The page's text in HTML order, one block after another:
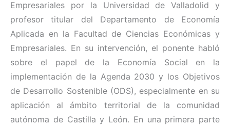
Empresariales por la Universidad de Valladolid y
profesor titular del Departamento de Economía
Aplicada en la Facultad de Ciencias Económicas y
Empresariales. En su intervención, el ponente habló
sobre el papel de la Economía Social en la
implementación de la Agenda 2030 y los Objetivos
de Desarrollo Sostenible (ODS), especialmente en su
aplicación al ámbito territorial de la comunidad
autónoma de Castilla y León. En una primera parte